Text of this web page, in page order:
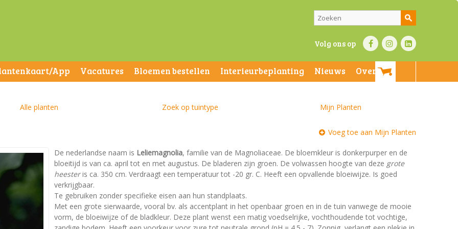
Volg ons op
App Vacatures Bloemen bestellen Interieurbeplanting Nieuws
Over ons
Alle planten Zoek op tuintype Mijn Planten
Voeg toe aan Mijn Planten
De nederlandse naam is Leliemagnolia, familie van de Magnoliaceae. De bloemkleur is donkerpurper en de
bloeitijd is van ca. april tot en met augustus. De bladeren zijn groen. De volwassen hoogte van deze grote
heesteris ca. 350 cm. Verdraagt een temperatuur tot -20 gr. C. Heeft een opvallende bloeiwijze. Is goed
verkrijgbaar.
Te gebruiken zonder specifieke eisen aan hun standplaats.
Met een grote sierwaarde, vooral bv. als accentplant in het openbaar groen en in de tuin vanwege de mooie
vorm, de bloeiwijze of de bladkleur. Deze plant wenst een matig voedselrijke, vochthoudende tot vochtige,